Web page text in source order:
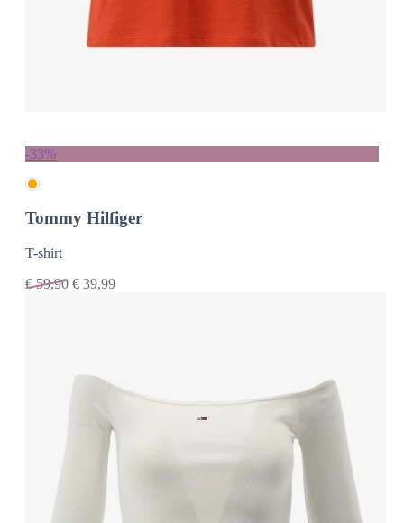
-33%
Tommy Hilfiger
T-shirt
€59,90 € 39,99